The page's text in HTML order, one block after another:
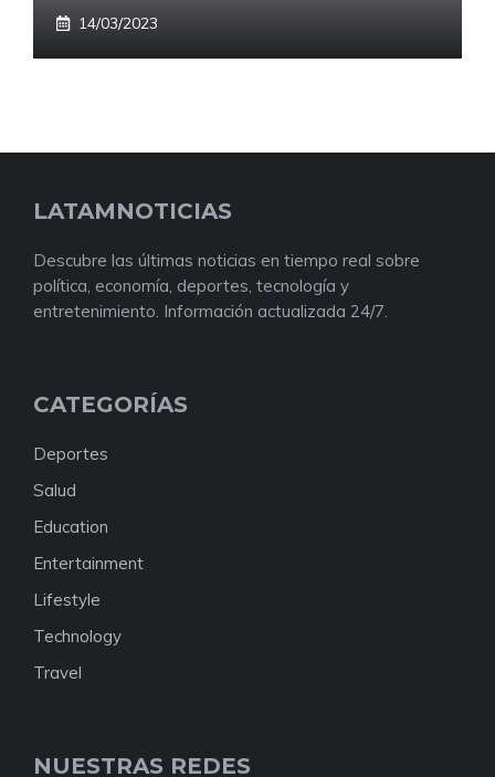
14/03/2023
LATAMNOTICIAS
Descubre las últimas noticias en tiempo real sobre
política, economía, deportes, tecnología y
entretenimiento. Información actualizada 24/7.
CATEGORÍAS
Deportes
Salud
Education
Entertainment
Lifestyle
Technology
Travel
NUESTRAS REDES